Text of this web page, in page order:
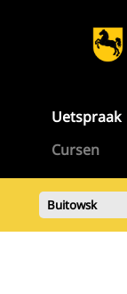
Uetspraak
Cursen